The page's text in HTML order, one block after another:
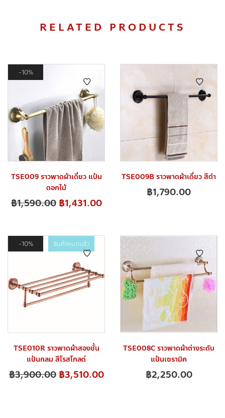
RELATED PRODUCTS
10%
TSE009 ราวพาดผ้าเดี่ยว แป้น
ดอกไม้
฿1,590.00 ฿1,431.00
TSE009B ราวพาดผ้าเดี่ยว สีดำ
฿1,790.00
10% สินค้าหมดแล้ว
TSE010R ราวพาดผ้าสองชั้น
แป้นกลม สีโรสโกลด์
฿3,900.00 ฿3,510.00
TSE008C ราวพาดผ้าต่างระดับ
แป้นเซรามิค
฿2,250.00